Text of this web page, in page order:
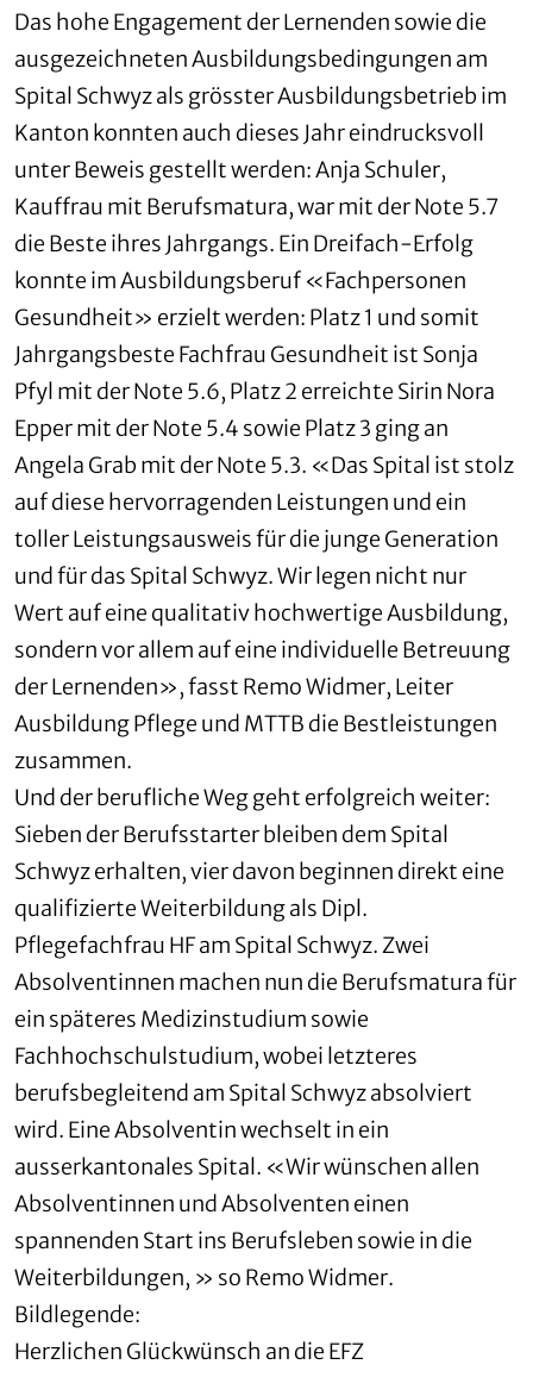
Das hohe Engagement der Lernenden sowie die
ausgezeichneten Ausbildungsbedingungen am
Spital Schwyz als grösster Ausbildungsbetrieb im
Kanton konnten auch dieses Jahr eindrucksvoll
unter Beweis gestellt werden: Anja Schuler,
Kauffrau mit Berufsmatura, war mit der Note 5.7
die Beste ihres Jahrgangs. Ein Dreifach-Erfolg
konnte im Ausbildungsberuf «Fachpersonen
Gesundheit» erzielt werden: Platz 1 und somit
Jahrgangsbeste Fachfrau Gesundheit ist Sonja
Pfyl mit der Note 5.6, Platz 2 erreichte Sirin Nora
Epper mit der Note 5.4 sowie Platz 3 ging an
Angela Grab mit der Note 5.3. «Das Spital ist stolz
auf diese hervorragenden Leistungen und ein
toller Leistungsausweis für die junge Generation
und für das Spital Schwyz. Wir legen nicht nur
Wert auf eine qualitativ hochwertige Ausbildung,
sondern vor allem auf eine individuelle Betreuung
der Lernenden», fasst Remo Widmer, Leiter
Ausbildung Pflege und MTTB die Bestleistungen
zusammen.
Und der berufliche Weg geht erfolgreich weiter:
Sieben der Berufsstarter bleiben dem Spital
Schwyz erhalten, vier davon beginnen direkt eine
qualifizierte Weiterbildung als Dipl.
Pflegefachfrau HF am Spital Schwyz. Zwei
Absolventinnen machen nun die Berufsmatura für
ein späteres Medizinstudium sowie
Fachhochschulstudium, wobei letzteres
berufsbegleitend am Spital Schwyz absolviert
wird. Eine Absolventin wechselt in ein
ausserkantonales Spital. «Wir wünschen allen
Absolventinnen und Absolventen einen
spannenden Start ins Berufsleben sowie in die
Weiterbildungen, » so Remo Widmer.
Bildlegende:
Herzlichen Glückwünsch an die EFZ